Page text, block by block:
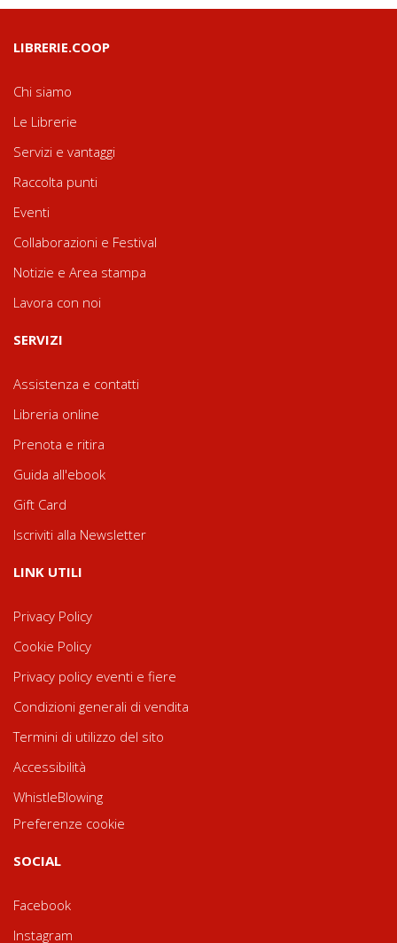
LIBRERIE.COOP
Chi siamo
Le Librerie
Servizi e vantaggi
Raccolta punti
Eventi
Collaborazioni e Festival
Notizie e Area stampa
Lavora con noi
SERVIZI
Assistenza e contatti
Libreria online
Prenota e ritira
Guida all'ebook
Gift Card
Iscriviti alla Newsletter
LINK UTILI
Privacy Policy
Cookie Policy
Privacy policy eventi e fiere
Condizioni generali di vendita
Termini di utilizzo del sito
Accessibilità
WhistleBlowing
Preferenze cookie
SOCIAL
Facebook
Instagram